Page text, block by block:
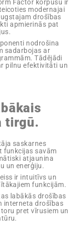
Factor korpusu ir
modernajai
drošības
apmierinās pat
nodrošina
sadarbojas ar
Tādējādi
pilnu efektivitāti un
tirgū.
saskarnes
funkcijas savām
atjaunina
un enerģiju.
ir intuitīvs un
funkcijām.
labākās drošības
interneta drošības
pret vīrusiem un